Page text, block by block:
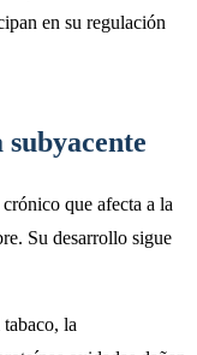
en su regulación
que afecta a la
Su desarrollo sigue
la